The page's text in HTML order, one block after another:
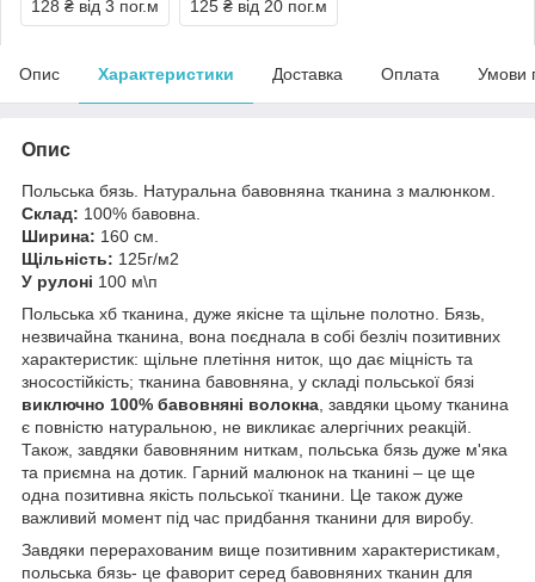
128 ₴ від 3 пог.м 125 ₴ від 20 пог.м
Опис Характеристики Доставка Оплата Умови
Опис
Польська бязь. Натуральна бавовняна тканина з малюнком.
Склад: 100% бавовна.
Ширина: 160 см.
Щільність: 125г/м2
У рулоні 100 м\п
Польська хб тканина, дуже якісне та щільне полотно. Бязь,
незвичайна тканина, вона поєднала в собі безліч позитивних
характеристик: щільне плетіння ниток, що дає міцність та
зносостійкість; тканина бавовняна, у складі польської бязі
виключно 100% бавовняні волокна , завдяки цьому тканина
є повністю натуральною, не викликає алергічних реакцій.
Також, завдяки бавовняним ниткам, польська бязь дуже м'яка
та приємна на дотик. Гарний малюнок на тканині – це ще
одна позитивна якість польської тканини. Це також дуже
важливий момент під час придбання тканини для виробу.
Завдяки перерахованим вище позитивним характеристикам,
польська бязь- це фаворит серед бавовняних тканин для